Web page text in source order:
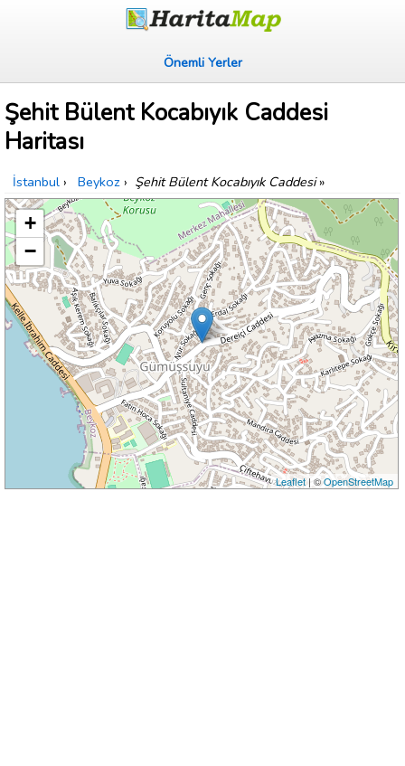
Önemli Yerler
Şehit Bülent Kocabıyık Caddesi
Haritası
İstanbul › Beykoz › Şehit Bülent Kocabıyık Caddesi»
+
−
Leaflet| ©OpenStreetMap